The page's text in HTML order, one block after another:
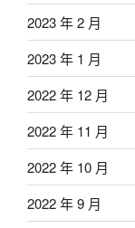
2023 年 2 月
2023 年 1 月
2022 年 12 月
2022 年 11 月
2022 年 10 月
2022 年 9 月